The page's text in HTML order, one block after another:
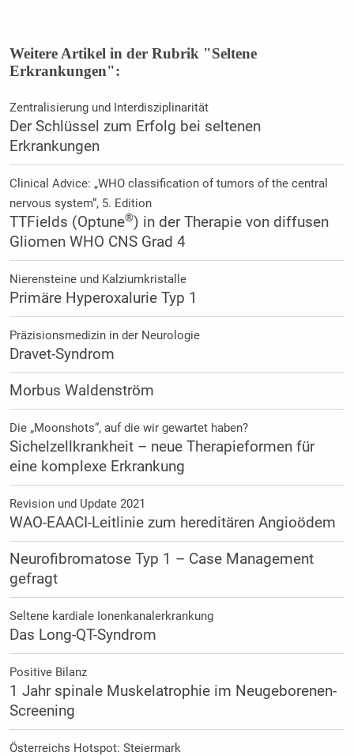
Weitere Artikel in der Rubrik "Seltene
Erkrankungen":
Zentralisierung und Interdisziplinarität
Der Schlüssel zum Erfolg bei seltenen
Erkrankungen
Clinical Advice: „WHO classification of tumors of the central
nervous system“, 5. Edition
TTFields (Optune®) in der Therapie von diffusen
Gliomen WHO CNS Grad 4
Nierensteine und Kalziumkristalle
Primäre Hyperoxalurie Typ 1
Präzisionsmedizin in der Neurologie
Dravet-Syndrom
Morbus Waldenström
Die „Moonshots“, auf die wir gewartet haben?
Sichelzellkrankheit – neue Therapieformen für
eine komplexe Erkrankung
Revision und Update 2021
WAO-EAACI-Leitlinie zum hereditären Angioödem
Neurofibromatose Typ 1 – Case Management
gefragt
Seltene kardiale Ionenkanalerkrankung
Das Long-QT-Syndrom
Positive Bilanz
1 Jahr spinale Muskelatrophie im Neugeborenen-
Screening
Österreichs Hotspot: Steiermark